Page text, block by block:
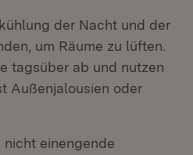
der Nacht und der
um Räume zu lüften.
tagsüber ab und nutzen
Außenjalousien oder
nicht einengende